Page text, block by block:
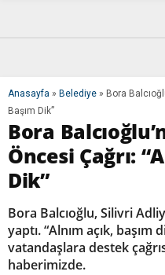
Anasayfa » Belediye » Bora
Başım Dik”
Bora
Öncesi Çağrı:
Dik”
Bora Balcıoğlu, Silivri
yaptı. “Alnım açık, başım
vatandaşlara destek
haberimizde.